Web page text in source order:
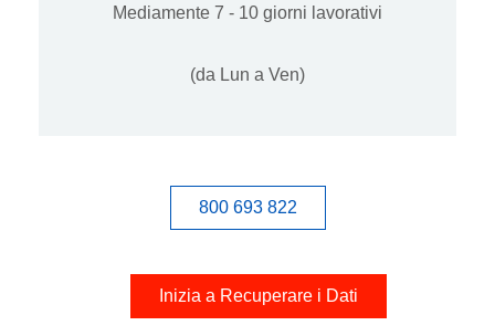
Mediamente 7 - 10 giorni lavorativi
(da Lun a Ven)
800 693 822
Inizia a Recuperare i Dati